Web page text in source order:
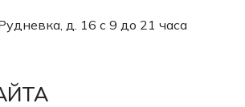
д. 16 с 9 до 21 часа